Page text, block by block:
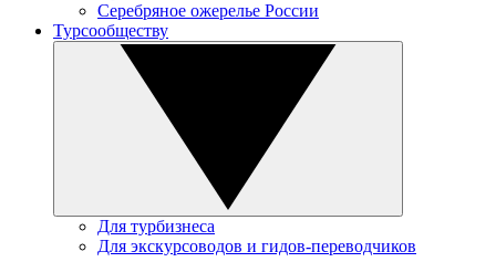
Серебряное ожерелье России
Турсообществу
Для турбизнеса
Для экскурсоводов и гидов-переводчиков